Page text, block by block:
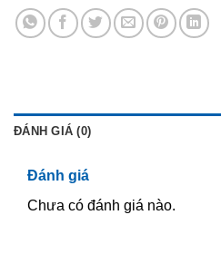
ĐÁNH GIÁ (0)
Đánh giá
Chưa có đánh giá nào.